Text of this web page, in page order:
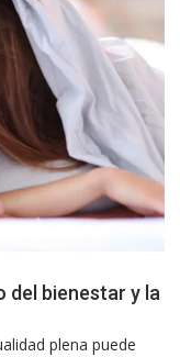
del bienestar y la
plena puede